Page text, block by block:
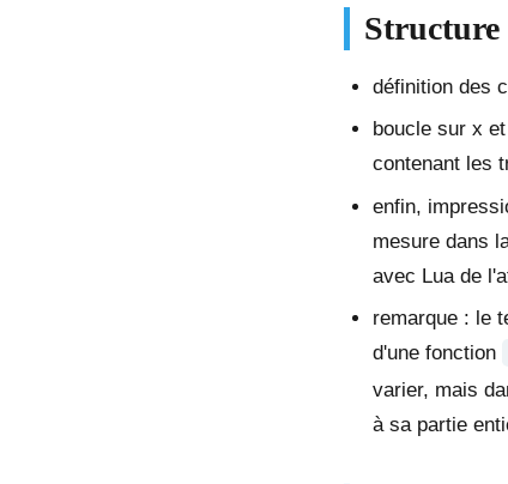
Structure
définition des
boucle sur x
contenant les
enfin,
mesure dans
avec Lua de
remarque : le
d'une fonction
varier, mais
à sa partie